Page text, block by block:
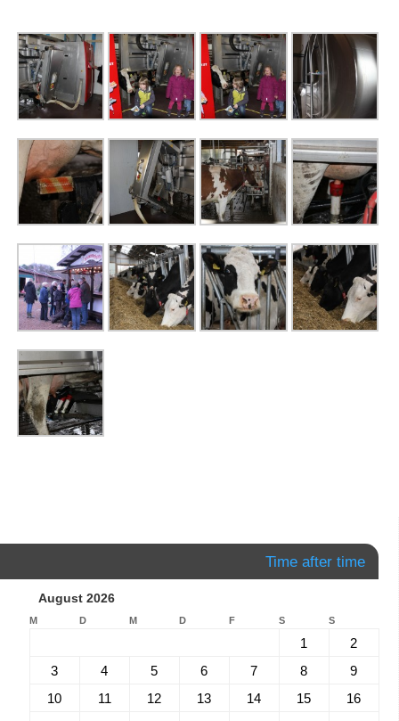
Time after time
August 2026
M D M D F S S
1
2
3
4 5 6 7 8
9
10
11 12 13 14 15
16